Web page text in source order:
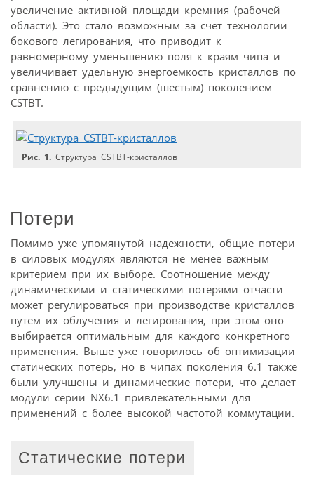
увеличение активной площади кремния (рабочей
области). Это стало возможным за счет технологии
бокового легирования, что приводит к
равномерному уменьшению поля к краям чипа и
увеличивает удельную энергоемкость кристаллов по
сравнению с предыдущим (шестым) поколением
CSTBT.
Рис. 1. Структура CSTBT-кристаллов
Потери
Помимо уже упомянутой надежности, общие потери
в силовых модулях являются не менее важным
критерием при их выборе. Соотношение между
динамическими и статическими потерями отчасти
может регулироваться при производстве кристаллов
путем их облучения и легирования, при этом оно
выбирается оптимальным для каждого конкретного
применения. Выше уже говорилось об оптимизации
статических потерь, но в чипах поколения 6.1 также
были улучшены и динамические потери, что делает
модули серии NX6.1 привлекательными для
применений с более высокой частотой коммутации.
Статические потери